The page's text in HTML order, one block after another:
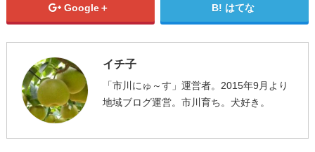
Google＋ はてな
イチ子
「市川にゅ～す」運営者。2015年9月より
地域ブログ運営。市川育ち。犬好き。